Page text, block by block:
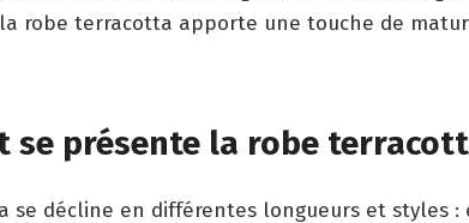
la robe terracotta apporte une touche de
se présente la robe
se décline en différentes longueurs et styles